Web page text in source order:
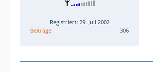
Registriert: 29. Juli 2002
Beiträge
306